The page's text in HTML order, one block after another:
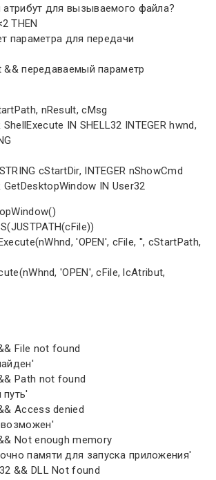
атрибут для вызываемого файла?
THEN
параметра для передачи
передаваемый параметр
nResult, cMsg
ShellExecute IN SHELL32 INTEGER hwnd,
cStartDir, INTEGER nShowCmd
GetDesktopWindow IN User32
'OPEN', cFile, '', cStartPath,
'OPEN', cFile, lcAtribut,
File not found
Path not found
Access denied
Not enough memory
памяти для запуска приложения'
&& DLL Not found